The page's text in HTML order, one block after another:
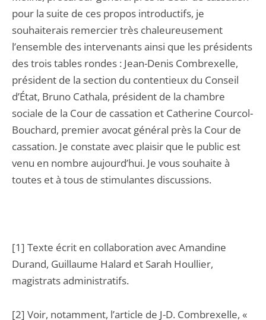
pour la suite de ces propos introductifs, je
souhaiterais remercier très chaleureusement
l’ensemble des intervenants ainsi que les présidents
des trois tables rondes : Jean-Denis Combrexelle,
président de la section du contentieux du Conseil
d’État, Bruno Cathala, président de la chambre
sociale de la Cour de cassation et Catherine Courcol-
Bouchard, premier avocat général près la Cour de
cassation. Je constate avec plaisir que le public est
venu en nombre aujourd’hui. Je vous souhaite à
toutes et à tous de stimulantes discussions.
[1] Texte écrit en collaboration avec Amandine
Durand, Guillaume Halard et Sarah Houllier,
magistrats administratifs.
[2] Voir, notamment, l’article de J-D. Combrexelle, «